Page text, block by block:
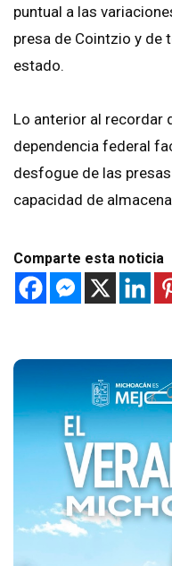
puntual a las
presa de Cointzio y de
estado.
Lo anterior al recordar
dependencia federal
desfogue de las
capacidad de
Comparte esta noticia